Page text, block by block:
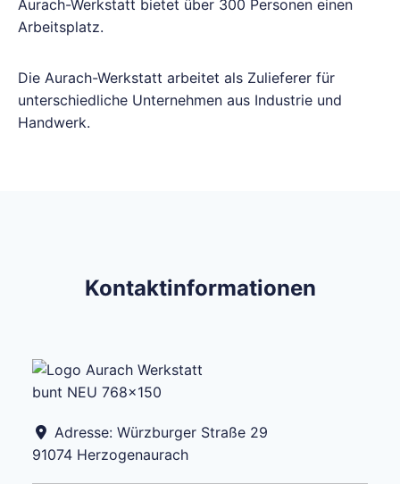
Aurach-Werkstatt bietet über 300 Personen einen
Arbeitsplatz.
Die Aurach-Werkstatt arbeitet als Zulieferer für
unterschiedliche Unternehmen aus Industrie und
Handwerk.
Kontaktinformationen
Adresse: Würzburger Straße 29
91074 Herzogenaurach